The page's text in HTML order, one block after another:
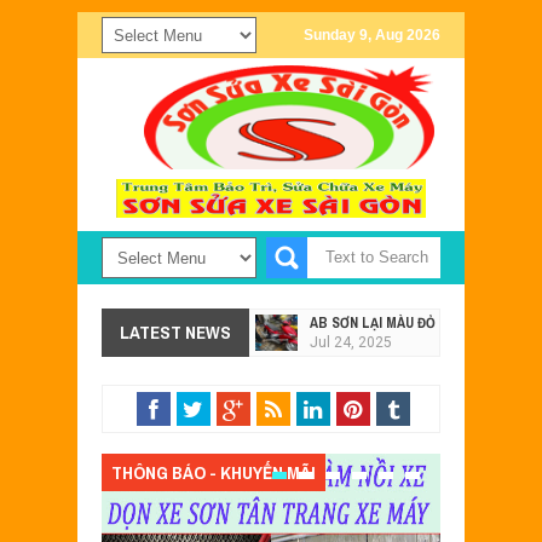
Sunday 9, Aug 2026
LATEST NEWS AB SƠN LẠI MÀU ĐỎ - XÁM TẠI SƠN
Jul 24, 2025
24, 2025
May 28, 2023
MẪU SƠN XE EXCITER 135 MÀU TÍM
May 15, 2023
THÔNG BÁO - KHUYẾN MÃI